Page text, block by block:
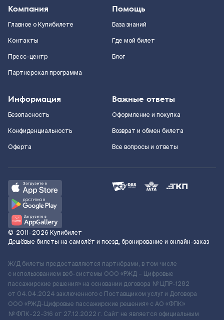
Компания
Главное о Купибилете
Контакты
Пресс-центр
Партнерская программа
Помощь
База знаний
Где мой билет
Блог
Информация
Безопасность
Конфиденциальность
Оферта
Важные ответы
Оформление и покупка
Возврат и обмен билета
Все вопросы и ответы
© 2011–2026 Купибилет
Дешёвые билеты на самолёт и поезд, бронирование и онлайн-заказ
Ж/Д билеты предоставляются партнёрами, в том числе
с использованием веб-системы ООО «РЖД – Цифровые
пассажирские решения» на основании договора № ЦПР-1282
от 04.04.2024 заключенного с Поставщиком услуг и Договора
ООО «РЖД-Цифровые пассажирские решения» c АО «ФПК»
№ ФПК-22-316 от 27.12.2022 г. Сайт не является официальным